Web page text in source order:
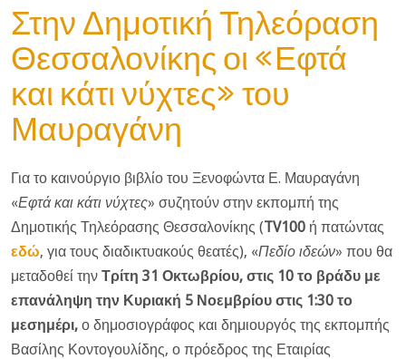
Στην Δημοτική Τηλεόραση
Θεσσαλονίκης οι «Εφτά
και κάτι νύχτες» του
Μαυραγάνη
Για το καινούργιο βιβλίο του Ξενοφώντα Ε. Μαυραγάνη
«Εφτά και κάτι νύχτες» συζητούν στην εκπομπή της
Δημοτικής Τηλεόρασης Θεσσαλονίκης (TV100ή πατώντας
εδώ, για τους διαδικτυακούς θεατές), «Πεδίο ιδεών» που θα
μεταδοθεί την Τρίτη 31 Οκτωβρίου, στις 10 το βράδυ με
επανάληψη την Κυριακή 5 Νοεμβρίου στις 1:30 το
μεσημέρι, ο δημοσιογράφος και δημιουργός της εκπομπής
Βασίλης Κοντογουλίδης, ο πρόεδρος της Εταιρίας